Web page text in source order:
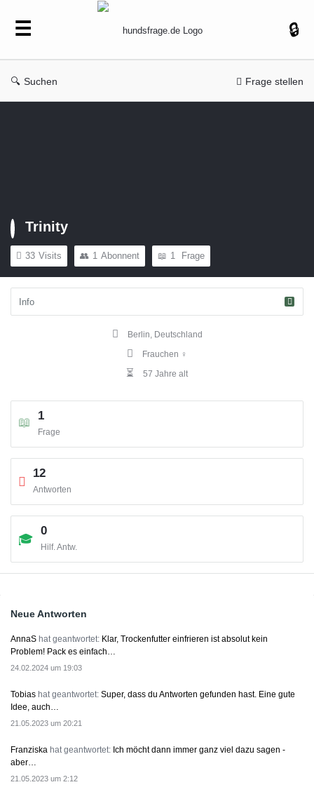
hundsfrage.de
Suchen Frage stellen
Trinity
33 Visits 1 Abonnent 1 Frage
Berlin, Deutschland
Frauchen ♀
57 Jahre alt
1
Frage
12
Antworten
0
Hilf. Antw.
Neue Antworten
AnnaS hat geantwortet: Klar, Trockenfutter einfrieren ist absolut kein
Problem! Pack es einfach…
24.02.2024 um 19:03
Tobias hat geantwortet: Super, dass du Antworten gefunden hast. Eine gute
Idee, auch…
21.05.2023 um 20:21
Franziska hat geantwortet: Ich möcht dann immer ganz viel dazu sagen -
aber…
21.05.2023 um 2:12